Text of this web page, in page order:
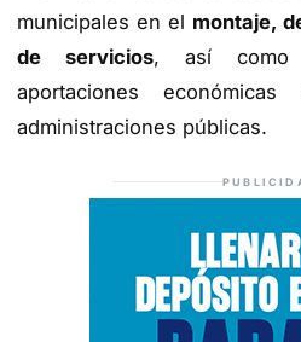
municipales en el montaje,
de servicios, así como
aportaciones
administraciones públicas.